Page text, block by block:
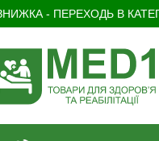
- ПЕРЕХОДЬ В